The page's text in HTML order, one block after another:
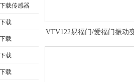
载传感器
载
载
载
载
VTV122易福门/爱福门振动